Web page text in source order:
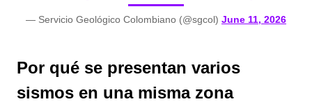
— Servicio Geológico Colombiano (@sgcol) June 11, 2026
Por qué se presentan varios
sismos en una misma zona